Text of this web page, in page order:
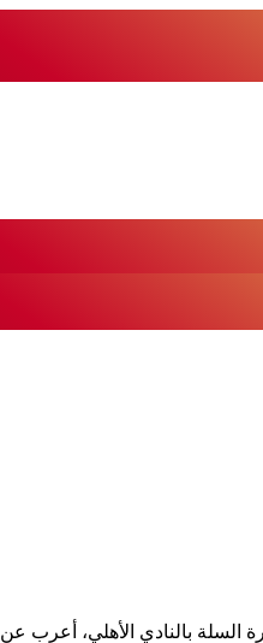
السلة بالنادي الأهلي، أعرب